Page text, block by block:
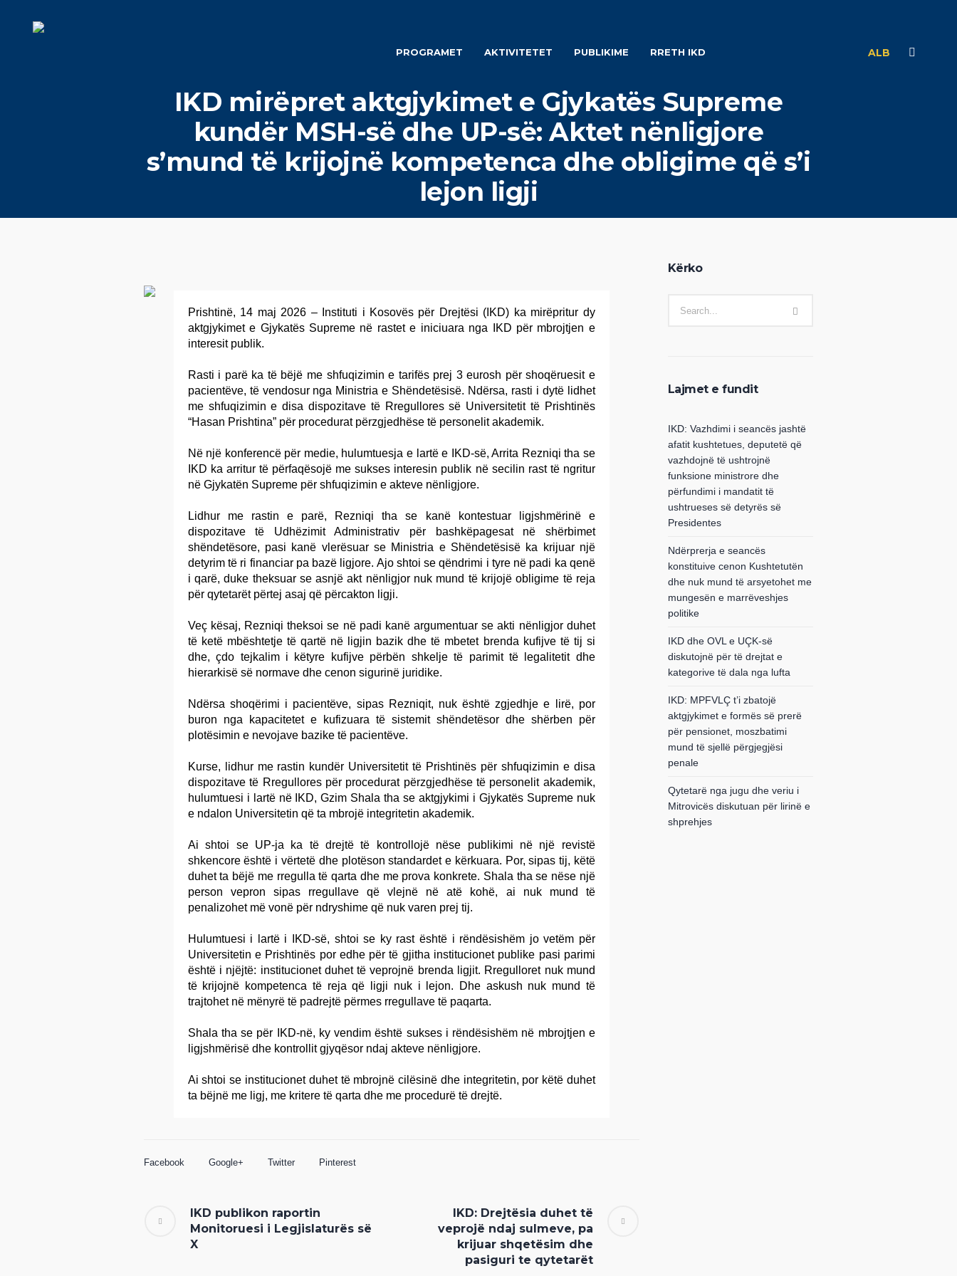
PROGRAMET AKTIVITETET PUBLIKIME RRETH IKD ALB
IKD mirëpret aktgjykimet e Gjykatës Supreme
kundër MSH-së dhe UP-së: Aktet nënligjore
s’mund të krijojnë kompetenca dhe obligime që s’i
lejon ligji
Prishtinë, 14 maj 2026 – Instituti i Kosovës për Drejtësi (IKD) ka mirëpritur dy
aktgjykimet e Gjykatës Supreme në rastet e iniciuara nga IKD për mbrojtjen e
interesit publik.
Rasti i parë ka të bëjë me shfuqizimin e tarifës prej 3 eurosh për shoqëruesit e
pacientëve, të vendosur nga Ministria e Shëndetësisë. Ndërsa, rasti i dytë lidhet
me shfuqizimin e disa dispozitave të Rregullores së Universitetit të Prishtinës
“Hasan Prishtina” për procedurat përzgjedhëse të personelit akademik.
Në një konferencë për medie, hulumtuesja e lartë e IKD-së, Arrita Rezniqi tha se
IKD ka arritur të përfaqësojë me sukses interesin publik në secilin rast të ngritur
në Gjykatën Supreme për shfuqizimin e akteve nënligjore.
Lidhur me rastin e parë, Rezniqi tha se kanë kontestuar ligjshmërinë e
dispozitave të Udhëzimit Administrativ për bashkëpagesat në shërbimet
shëndetësore, pasi kanë vlerësuar se Ministria e Shëndetësisë ka krijuar një
detyrim të ri financiar pa bazë ligjore. Ajo shtoi se qëndrimi i tyre në padi ka qenë
i qarë, duke theksuar se asnjë akt nënligjor nuk mund të krijojë obligime të reja
për qytetarët përtej asaj që përcakton ligji.
Veç kësaj, Rezniqi theksoi se në padi kanë argumentuar se akti nënligjor duhet
të ketë mbështetje të qartë në ligjin bazik dhe të mbetet brenda kufijve të tij si
dhe, çdo tejkalim i këtyre kufijve përbën shkelje të parimit të legalitetit dhe
hierarkisë së normave dhe cenon sigurinë juridike.
Ndërsa shoqërimi i pacientëve, sipas Rezniqit, nuk është zgjedhje e lirë, por
buron nga kapacitetet e kufizuara të sistemit shëndetësor dhe shërben për
plotësimin e nevojave bazike të pacientëve.
Kurse, lidhur me rastin kundër Universitetit të Prishtinës për shfuqizimin e disa
dispozitave të Rregullores për procedurat përzgjedhëse të personelit akademik,
hulumtuesi i lartë në IKD, Gzim Shala tha se aktgjykimi i Gjykatës Supreme nuk
e ndalon Universitetin që ta mbrojë integritetin akademik.
Ai shtoi se UP-ja ka të drejtë të kontrollojë nëse publikimi në një revistë
shkencore është i vërtetë dhe plotëson standardet e kërkuara. Por, sipas tij, këtë
duhet ta bëjë me rregulla të qarta dhe me prova konkrete. Shala tha se nëse një
person vepron sipas rregullave që vlejnë në atë kohë, ai nuk mund të
penalizohet më vonë për ndryshime që nuk varen prej tij.
Hulumtuesi i lartë i IKD-së, shtoi se ky rast është i rëndësishëm jo vetëm për
Universitetin e Prishtinës por edhe për të gjitha institucionet publike pasi parimi
është i njëjtë: institucionet duhet të veprojnë brenda ligjit. Rregulloret nuk mund
të krijojnë kompetenca të reja që ligji nuk i lejon. Dhe askush nuk mund të
trajtohet në mënyrë të padrejtë përmes rregullave të paqarta.
Shala tha se për IKD-në, ky vendim është sukses i rëndësishëm në mbrojtjen e
ligjshmërisë dhe kontrollit gjyqësor ndaj akteve nënligjore.
Ai shtoi se institucionet duhet të mbrojnë cilësinë dhe integritetin, por këtë duhet
ta bëjnë me ligj, me kritere të qarta dhe me procedurë të drejtë.
Facebook Google+ Twitter Pinterest
IKD publikon raportin
Monitoruesi i Legjislaturës së
X
IKD: Drejtësia duhet të
veprojë ndaj sulmeve, pa
krijuar shqetësim dhe
pasiguri te qytetarët
Kërko
Lajmet e fundit
IKD: Vazhdimi i seancës jashtë
afatit kushtetues, deputetë që
vazhdojnë të ushtrojnë
funksione ministrore dhe
përfundimi i mandatit të
ushtrueses së detyrës së
Presidentes
Ndërprerja e seancës
konstituive cenon Kushtetutën
dhe nuk mund të arsyetohet me
mungesën e marrëveshjes
politike
IKD dhe OVL e UÇK-së
diskutojnë për të drejtat e
kategorive të dala nga lufta
IKD: MPFVLÇ t’i zbatojë
aktgjykimet e formës së prerë
për pensionet, moszbatimi
mund të sjellë përgjegjësi
penale
Qytetarë nga jugu dhe veriu i
Mitrovicës diskutuan për lirinë e
shprehjes